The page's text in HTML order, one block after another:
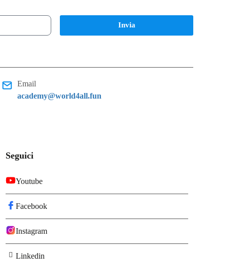
Invia
Email
academy@world4all.fun
Seguici
Youtube
Facebook
Instagram
Linkedin